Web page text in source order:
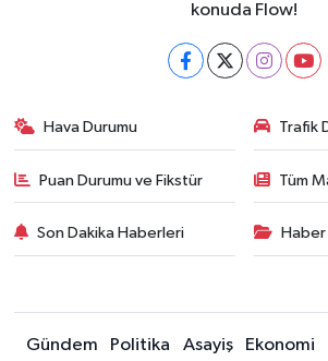
konuda Flow!
Hava Durumu Trafik
Puan Durumu ve Fikstür Tüm
Son Dakika Haberleri
Gündem Politika Asayiş Ekonomi